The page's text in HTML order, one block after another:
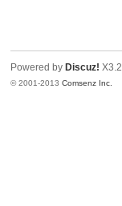
Powered by Discuz! X3.2
© 2001-2013Comsenz Inc.